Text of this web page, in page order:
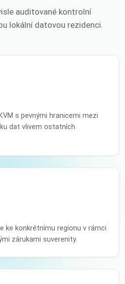
auditované kontrolní
lokální datovou rezidenci.
s pevnými hranicemi mezi
dat vlivem ostatních
ke konkrétnímu regionu v rámci
zárukami suverenity.